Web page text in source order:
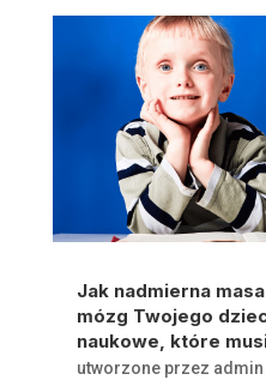
Jak nadmierna masa
mózg Twojego
naukowe, które
utworzone przez admin